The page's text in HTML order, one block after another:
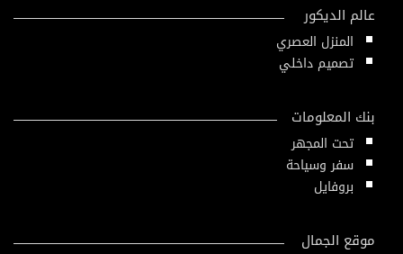
عالم الديكور
المنزل العصري
تصميم داخلي
بنك المعلومات
تحت المجهر
سفر وسياحة
بروفايل
موقع الجمال